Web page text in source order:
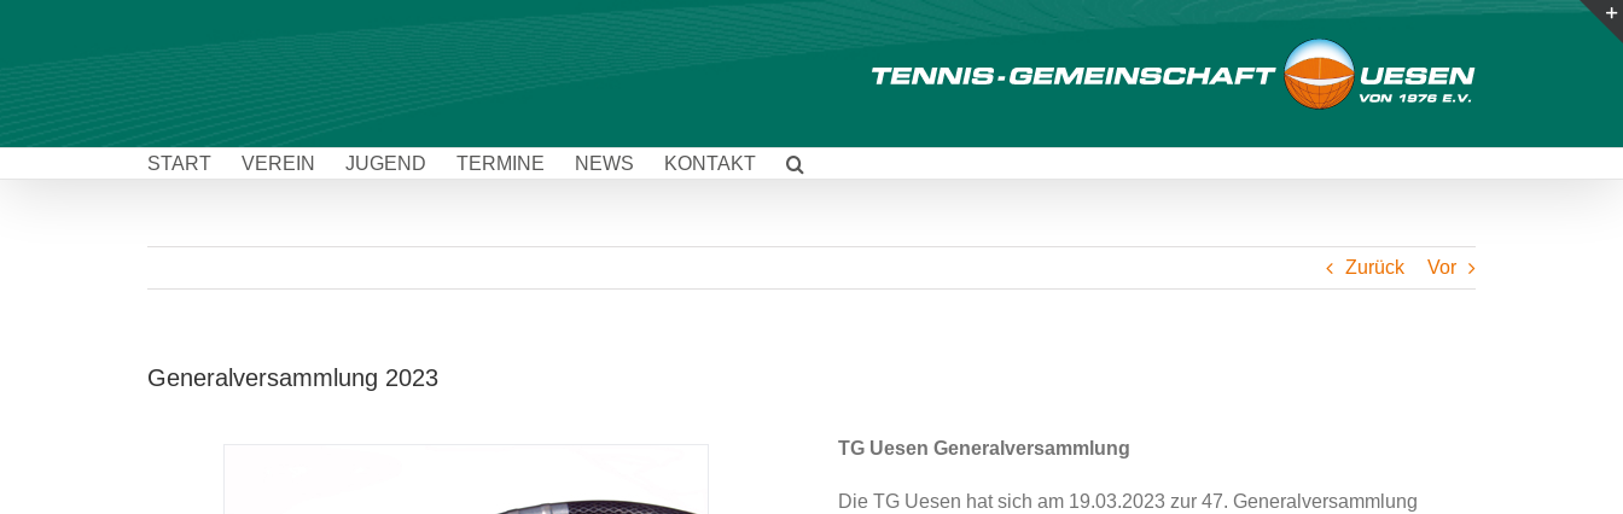
START VEREIN JUGEND TERMINE NEWS KONTAKT
Zurück Vor
Generalversammlung 2023
TG Uesen Generalversammlung
Die TG Uesen hat sich am 19.03.2023 zur 47. Generalversammlung